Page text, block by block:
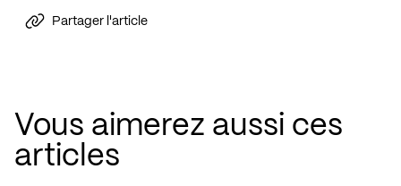
Partager l'article
Vous aimerez aussi ces
articles